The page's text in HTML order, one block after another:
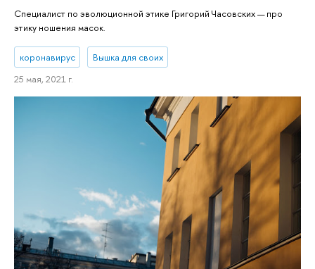
Специалист по эволюционной этике Григорий Часовских — про
этику ношения масок.
коронавирус
Вышка для своих
25 мая, 2021 г.